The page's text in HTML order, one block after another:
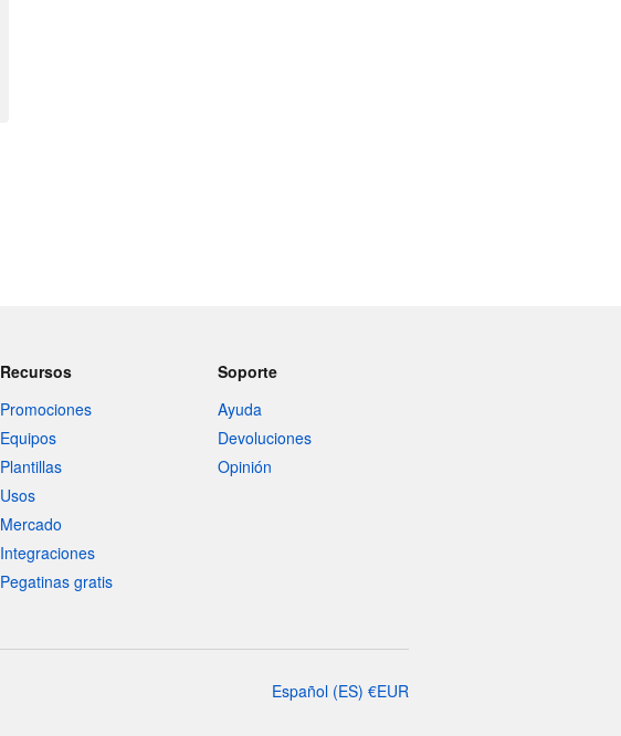
Recursos
Promociones
Equipos
Plantillas
Usos
Mercado
Integraciones
Pegatinas gratis
Soporte
Ayuda
Devoluciones
Opinión
Español (ES) €EUR